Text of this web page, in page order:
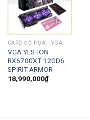
CARD ĐỒ HỌA - VGA
VGA YESTON
RX6700XT 12GD6
SPIRIT ARMOR
18,990,000₫